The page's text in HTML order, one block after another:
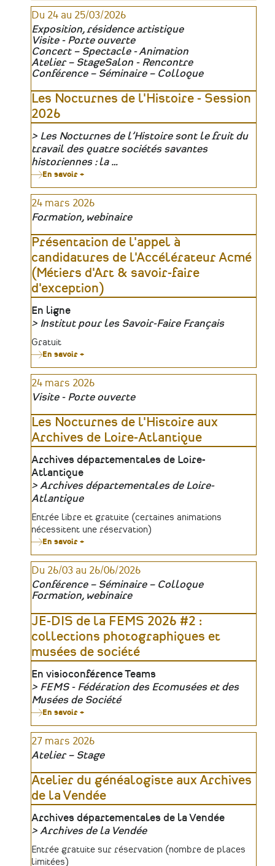
de
la
Maquette
de
la
Gare
de
la
Bernerie
1970
Du 24 au 25/03/2026
Exposition, résidence artistique
Visite - Porte ouverte
Concert – Spectacle - Animation
Atelier – StageSalon - Rencontre
Conférence – Séminaire – Colloque
Les Nocturnes de l'Histoire - Session
2026
Organisateur
Les Nocturnes de l’Histoire sont le fruit du
travail des quatre sociétés savantes
historiennes : la …
En savoir +
Nocturnes
de
l'Histoire
2026
24 mars 2026
Formation, webinaire
Présentation de l'appel à
candidatures de l'Accélérateur Acmé
(Métiers d'Art & savoir-faire
d'exception)
Lieu
En ligne
Organisateur
Institut pour les Savoir-Faire Français
Tarifs
Gratuit
En savoir +
de
l'appel
candidatures
l'Accélérateur
Acmé
(Métiers
d'Art
&
savoir-
d'exception)
24 mars 2026
Visite - Porte ouverte
Les Nocturnes de l'Histoire aux
Archives de Loire-Atlantique
Lieu
Archives départementales de Loire-
Atlantique
Organisateur
Archives départementales de Loire-
Atlantique
Tarifs
Entrée libre et gratuite (certaines animations
nécessitent une réservation)
En savoir +
Nocturnes
de
l'Histoire
aux
Archives
Loire-
Atlantique
Du 26/03 au 26/06/2026
Conférence – Séminaire – Colloque
Formation, webinaire
JE-DIS de la FEMS 2026 #2 :
collections photographiques et
musées de société
Lieu
En visioconférence Teams
Organisateur
FEMS - Fédération des Ecomusées et des
Musées de Société
En savoir +
DIS
de
FEMS
#2
:
collections
photographiques
et
musées
de
27 mars 2026
Atelier – Stage
Atelier du généalogiste aux Archives
de la Vendée
Lieu
Archives départementales de la Vendée
Organisateur
Archives de la Vendée
Tarifs
Entrée gratuite sur réservation (nombre de places
limitées)